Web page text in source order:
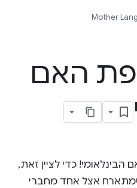
Mother
שפת האם
הבינלאומי! כדי לציין זאת,
אצל אחד מחברי